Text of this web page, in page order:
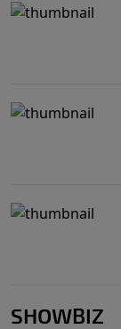
SHOWBIZ